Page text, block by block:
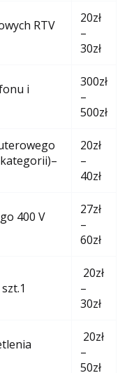
RTV
20zł
–
30zł
i
300zł
–
500zł
20zł
–
40zł
400 V
27zł
–
60zł
20zł
–
30zł
20zł
–
50zł